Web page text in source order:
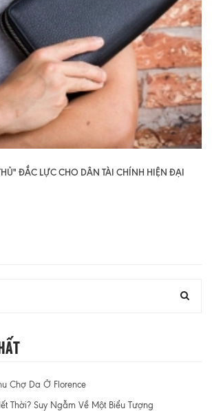
ĐẮC LỰC CHO DÂN TÀI CHÍNH HIỆN ĐẠI
Chợ Da Ở Florence
Thời? Suy Ngẫm Về Một Biểu Tượng